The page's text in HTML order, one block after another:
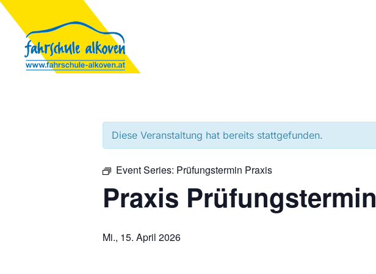
Diese Veranstaltung hat bereits stattgefunden.
Event Series: Prüfungstermin Praxis
Praxis Prüfungstermin
Mi., 15. April 2026